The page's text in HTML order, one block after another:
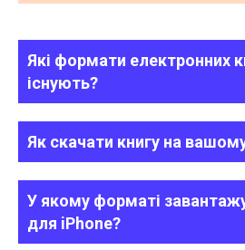
Які формати електронних
існують?
Як скачати книгу на
У якому форматі
для iPhone?